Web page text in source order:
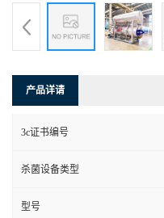
产品详请
3c证书编号
杀菌设备类型
型号